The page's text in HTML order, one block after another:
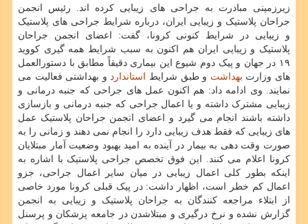
زیرزمینی مبادرت به جراحی های زیبایی کرده اند. رئیس انجمن
جراحان پلاستیک و زیبایی ایران، درباره شرایط جراحی های پلاستیک
و زیبایی در شرایط کنونی کرونا، گفت: اعضای انجمن جراحان
پلاستیک و زیبایی ایران هم اکنون به سبب شرایط همه گیری کووید
۱۹ در جهان و پیک دوم شیوع این بیماری دقیقاً مطابق با دستورالعمل
های وزارت بهداشت و طبق شرایط استانداردو بهداشتی فعالیت می
نمایند. وی ادامه داد: هم اکنون عمل های جراحی که جنبه درمانی و
زیبایی مشترک داشته و یا اعمال جراحی که جنبه درمانی و بازسازی
داشته باشند انجام می گیرد و اعضای انجمن جراحان پلاستیک عمل
های زیبایی که فقط هدف زیبایی دارد را انجام نمی دهند و زمانی را به
صورت وقت دهی به بیمار در آینده به امید بهبود وضعیت آمار مبتلایان
کرونا اعلام می کنند. این فوق تخصص جراحی پلاستیک با اشاره به
اینکه بطور کلی اعمال زیبایی در میان سایر اعمال جراحی، جزو
اعمال کم خطر است، اظهار داشت: در پیک قبلی کرونا مورد خاصی
از ابتلاء مراجعه کنندگان به جراحان پلاستیک و زیبایی به انجمن
گزارش نشده و نرخ درگیری و مبتلاشدن در جامعه پزشکان و پرسنل